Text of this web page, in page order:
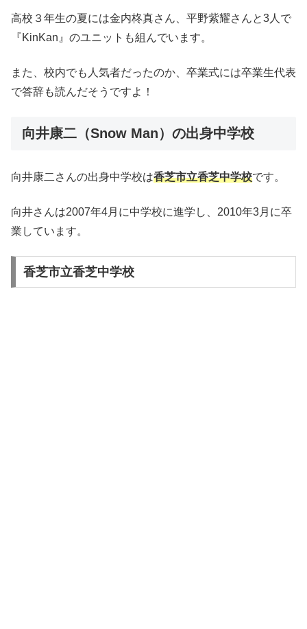
高校３年生の夏には金内柊真さん、平野紫耀さんと3人で
『KinKan』のユニットも組んでいます。
また、校内でも人気者だったのか、卒業式には卒業生代表
で答辞も読んだそうですよ！
向井康二（Snow Man）の出身中学校
向井康二さんの出身中学校は香芝市立香芝中学校です。
向井さんは2007年4月に中学校に進学し、2010年3月に卒
業しています。
香芝市立香芝中学校